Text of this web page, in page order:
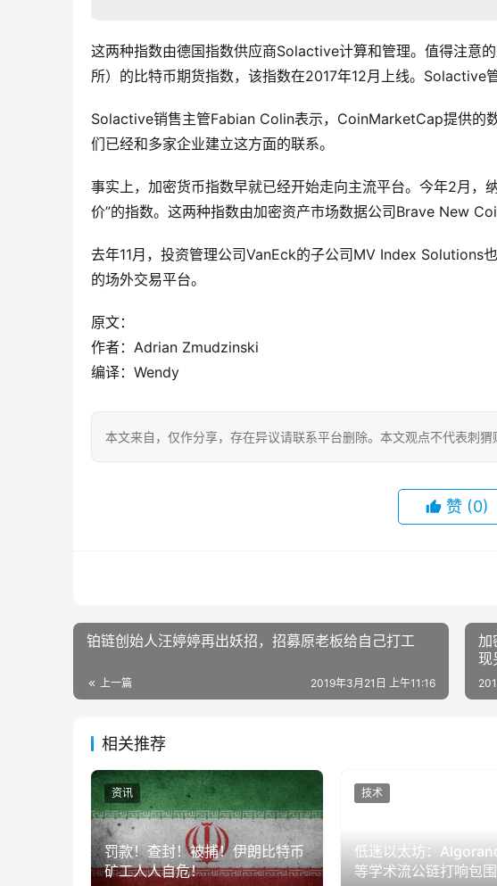
这两种指数由德国指数供应商Solactive计算和管理。值得注意
所）的比特币期货指数，该指数在2017年12月上线。Solactive
Solactive销售主管Fabian Colin表示，CoinMarketCap提供的
们已经和多家企业建立这方面的联系。
事实上，加密货币指数早就已经开始走向主流平台。今年2月，
价”的指数。这两种指数由加密资产市场数据公司Brave New
去年11月，投资管理公司VanEck的子公司MV Index Solutions
的场外交易平台。
原文：
作者：Adrian Zmudzinski
编译：Wendy
本文来自 ，仅作分享，存在异议请联系平台删除。本文观点不代表刺猬
赞 (0)
铂链创始人汪婷婷再出妖招，招募原老板给自己打工
上一篇 2019年3月21日 上午11:16
加
现
相关推荐
罚款！查封！被捕！伊朗比特币
矿工人人自危！
资讯
低迷以太坊：
等学术流公链打响包
技术